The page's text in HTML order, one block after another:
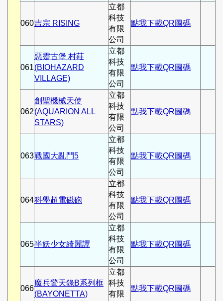
060吉宗 RISING
立都
科技
有限
公司
點我下載QR圖碼
061
惡靈古堡 村莊
(BIOHAZARD
VILLAGE)
立都
科技
有限
公司
點我下載QR圖碼
062
創聖機械天使
(AQUARION ALL
STARS)
立都
科技
有限
公司
點我下載QR圖碼
063戰國大亂鬥5
立都
科技
有限
公司
點我下載QR圖碼
064科學超電磁砲
立都
科技
有限
公司
點我下載QR圖碼
065半妖少女綺麗譚
立都
科技
有限
公司
點我下載QR圖碼
066
魔兵驚天錄B系列框
(BAYONETTA)
立都
科技
有限
點我下載QR圖碼